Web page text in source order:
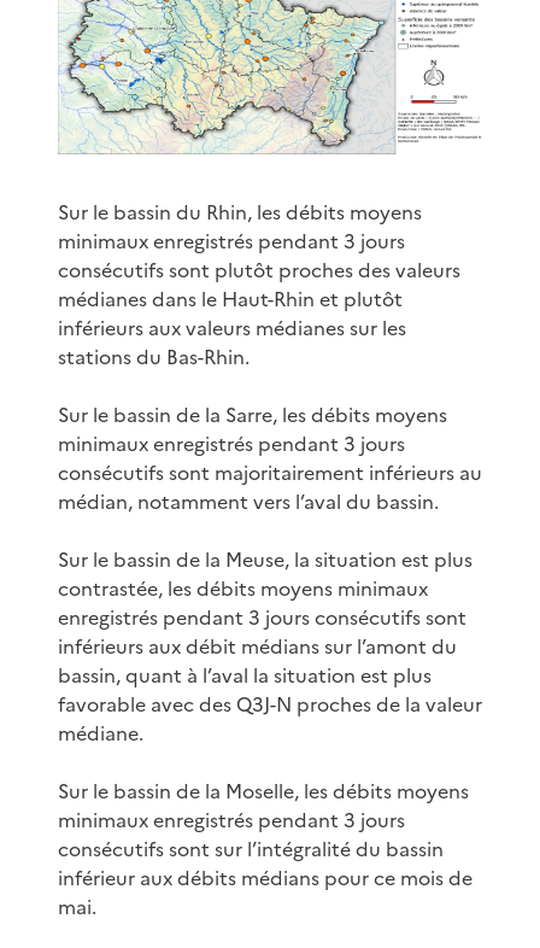
Sur le bassin du Rhin, les débits moyens
minimaux enregistrés pendant 3 jours
consécutifs sont plutôt proches des valeurs
médianes dans le Haut-Rhin et plutôt
inférieurs aux valeurs médianes sur les
stations du Bas-Rhin.
Sur le bassin de la Sarre, les débits moyens
minimaux enregistrés pendant 3 jours
consécutifs sont majoritairement inférieurs au
médian, notamment vers l’aval du bassin.
Sur le bassin de la Meuse, la situation est plus
contrastée, les débits moyens minimaux
enregistrés pendant 3 jours consécutifs sont
inférieurs aux débit médians sur l’amont du
bassin, quant à l’aval la situation est plus
favorable avec des Q3J-N proches de la valeur
médiane.
Sur le bassin de la Moselle, les débits moyens
minimaux enregistrés pendant 3 jours
consécutifs sont sur l’intégralité du bassin
inférieur aux débits médians pour ce mois de
mai.